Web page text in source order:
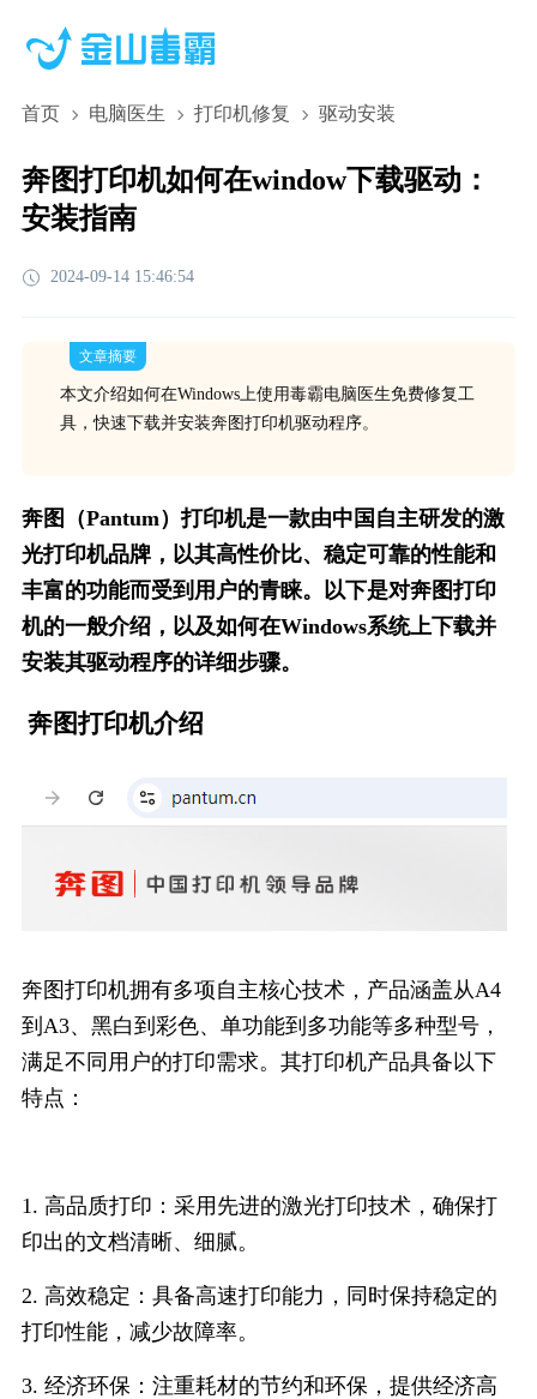
首页 电脑医生 打印机修复 驱动安装
奔图打印机如何在window下载驱动：
安装指南
2024-09-14 15:46:54
文章摘要
本文介绍如何在Windows上使用毒霸电脑医生免费修复工
具，快速下载并安装奔图打印机驱动程序。
奔图（Pantum）打印机是一款由中国自主研发的激
光打印机品牌，以其高性价比、稳定可靠的性能和
丰富的功能而受到用户的青睐。以下是对奔图打印
机的一般介绍，以及如何在Windows系统上下载并
安装其驱动程序的详细步骤。
奔图打印机介绍
奔图打印机拥有多项自主核心技术，产品涵盖从A4
到A3、黑白到彩色、单功能到多功能等多种型号，
满足不同用户的打印需求。其打印机产品具备以下
特点：
1. 高品质打印：采用先进的激光打印技术，确保打
印出的文档清晰、细腻。
2. 高效稳定：具备高速打印能力，同时保持稳定的
打印性能，减少故障率。
3. 经济环保：注重耗材的节约和环保，提供经济高